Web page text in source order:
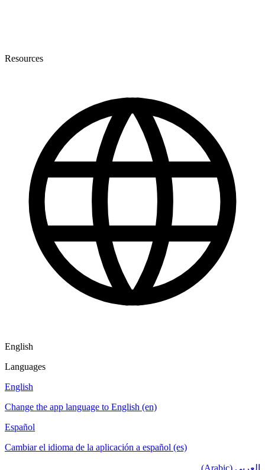
Resources
English
Languages
English
Change the app language to English (en)
Español
Cambiar el idioma de la aplicación a español (es)
العربي (Arabic)